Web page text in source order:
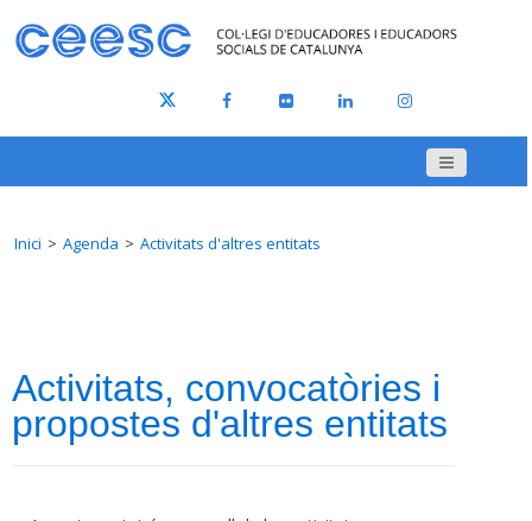
Inici Agenda Activitats d'altres entitats
Activitats, convocatòries i
propostes d'altres entitats